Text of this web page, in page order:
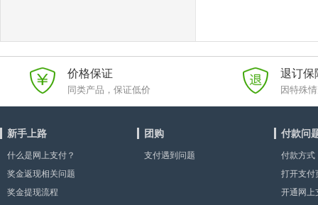
价格保证
同类产品，保证低价
退订保
因特殊
新手上路
什么是网上支付？
奖金返现相关问题
奖金提现流程
团购
支付遇到问题
付款问
付款方式
打开支付
显示”或
开通网上